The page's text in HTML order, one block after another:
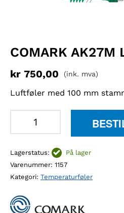
COMARK AK27M
kr 750,00 (ink. mva)
Luftføler med 100 mm
antall
Lagerstatus:
På lager
Varenummer: 1157
Kategori: Temperaturføler